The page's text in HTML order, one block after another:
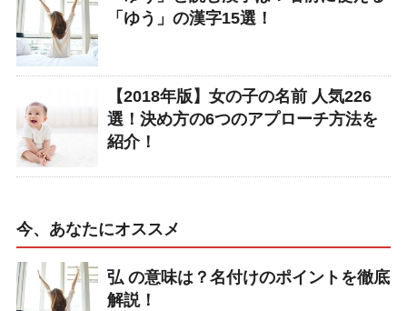
「ゆう」の漢字15選！
【2018年版】女の子の名前 人気226
選！決め方の6つのアプローチ方法を
紹介！
今、あなたにオススメ
弘 の意味は？名付けのポイントを徹底
解説！